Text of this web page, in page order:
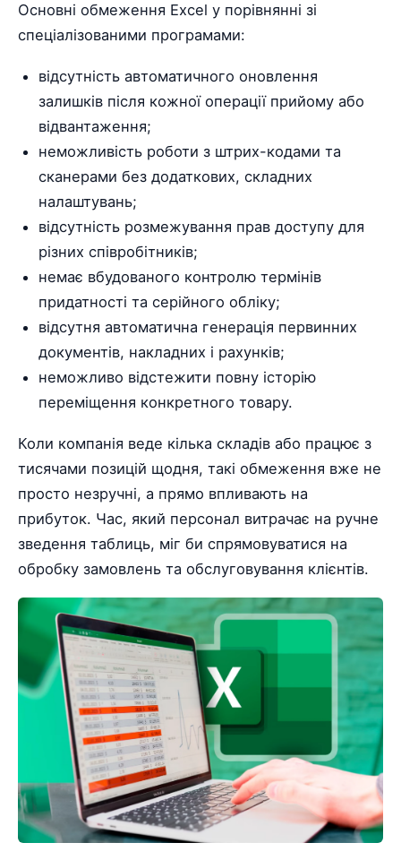
Основні обмеження Excel у порівнянні зі
спеціалізованими програмами:
відсутність автоматичного оновлення
залишків після кожної операції прийому або
відвантаження;
неможливість роботи з штрих-кодами та
сканерами без додаткових, складних
налаштувань;
відсутність розмежування прав доступу для
різних співробітників;
немає вбудованого контролю термінів
придатності та серійного обліку;
відсутня автоматична генерація первинних
документів, накладних і рахунків;
неможливо відстежити повну історію
переміщення конкретного товару.
Коли компанія веде кілька складів або працює з
тисячами позицій щодня, такі обмеження вже не
просто незручні, а прямо впливають на
прибуток. Час, який персонал витрачає на ручне
зведення таблиць, міг би спрямовуватися на
обробку замовлень та обслуговування клієнтів.